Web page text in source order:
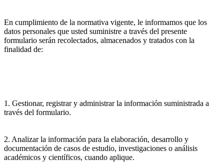
En cumplimiento de la normativa vigente, le informamos que los
datos personales que usted suministre a través del presente
formulario serán recolectados, almacenados y tratados con la
finalidad de:
1. Gestionar, registrar y administrar la información suministrada a
través del formulario.
2. Analizar la información para la elaboración, desarrollo y
documentación de casos de estudio, investigaciones o análisis
académicos y científicos, cuando aplique.